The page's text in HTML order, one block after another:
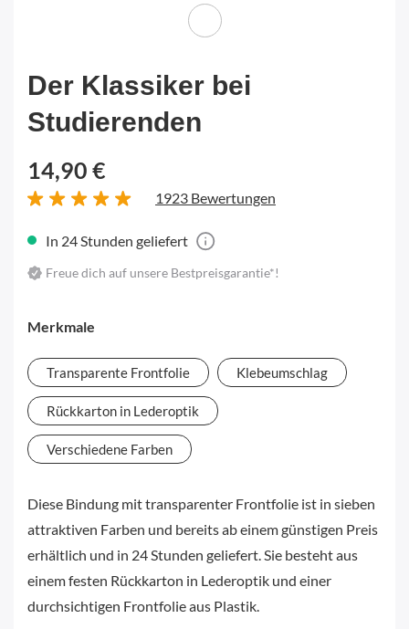
Der Klassiker bei
Studierenden
14,90 €
1923 Bewertungen
In 24 Stunden geliefert
Freue dich auf unsere Bestpreisgarantie*!
Merkmale
Transparente Frontfolie Klebeumschlag
Rückkarton in Lederoptik
Verschiedene Farben
Diese Bindung mit transparenter Frontfolie ist in sieben
attraktiven Farben und bereits ab einem günstigen Preis
erhältlich und in 24 Stunden geliefert. Sie besteht aus
einem festen Rückkarton in Lederoptik und einer
durchsichtigen Frontfolie aus Plastik.